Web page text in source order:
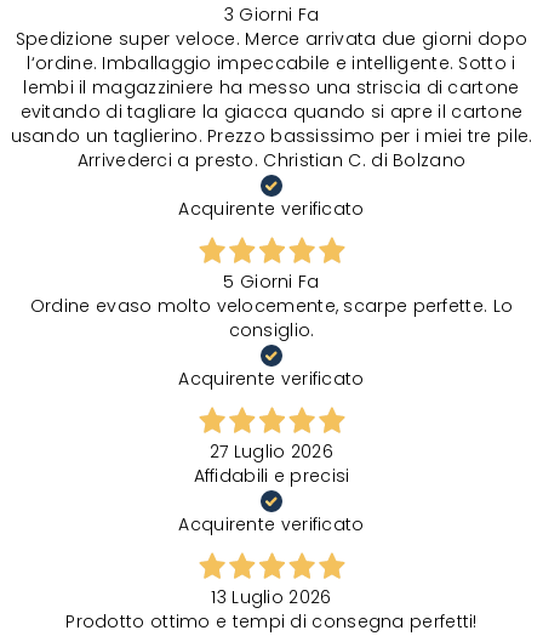
3 Giorni Fa
Spedizione super veloce. Merce arrivata due giorni dopo
l‘ordine. Imballaggio impeccabile e intelligente. Sotto i
lembi il magazziniere ha messo una striscia di cartone
evitando di tagliare la giacca quando si apre il cartone
usando un taglierino. Prezzo bassissimo per i miei tre pile.
Arrivederci a presto. Christian C. di Bolzano
Acquirente verificato
5 Giorni Fa
Ordine evaso molto velocemente, scarpe perfette. Lo
consiglio.
Acquirente verificato
27 Luglio 2026
Affidabili e precisi
Acquirente verificato
13 Luglio 2026
Prodotto ottimo e tempi di consegna perfetti!